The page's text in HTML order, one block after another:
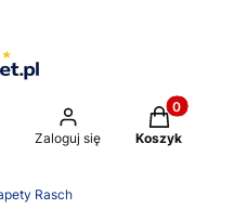
wyszukiwarkę
Zaloguj się
Produkty
Koszyk
Rasch